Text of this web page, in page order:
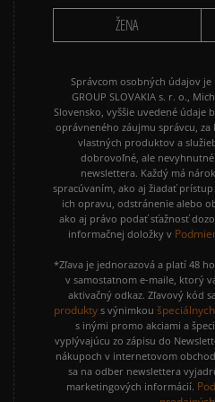
ŽENA
Správcom osobných údajov je
GROUP SLOVAKIA s. r. o.,
Slovensko, vyššie uvedené údaje
oprávneného záujmu správcu,
vlastných produktov a
dobrovoľné, ale
newslettera. Každý má
spracúvaním, ako aj žiadať
ich opravu, odstránenie alebo
ako aj právo podať sťažnosť
informačnej doložky v
*Zľava je jednorazová a platí 48
v samostatnom e-maile, ktorý
aktivačný odkaz. Zľavový kód
produkty s výnimkou
s inými promo akciami a
vyplývajúcu zo zápisu do
nákupoch v internetovom
sa na odber newslettera
marketingových informácií.